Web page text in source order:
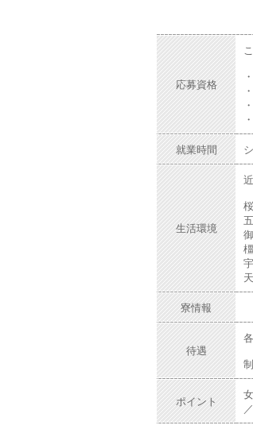
応募資格
就業時間
生活環境
寮情報
待遇
ポイント